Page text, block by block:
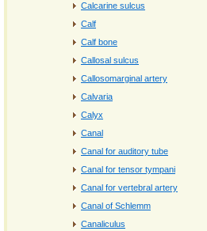
Calcarine sulcus
Calf
Calf bone
Callosal sulcus
Callosomarginal artery
Calvaria
Calyx
Canal
Canal for auditory tube
Canal for tensor tympani
Canal for vertebral artery
Canal of Schlemm
Canaliculus